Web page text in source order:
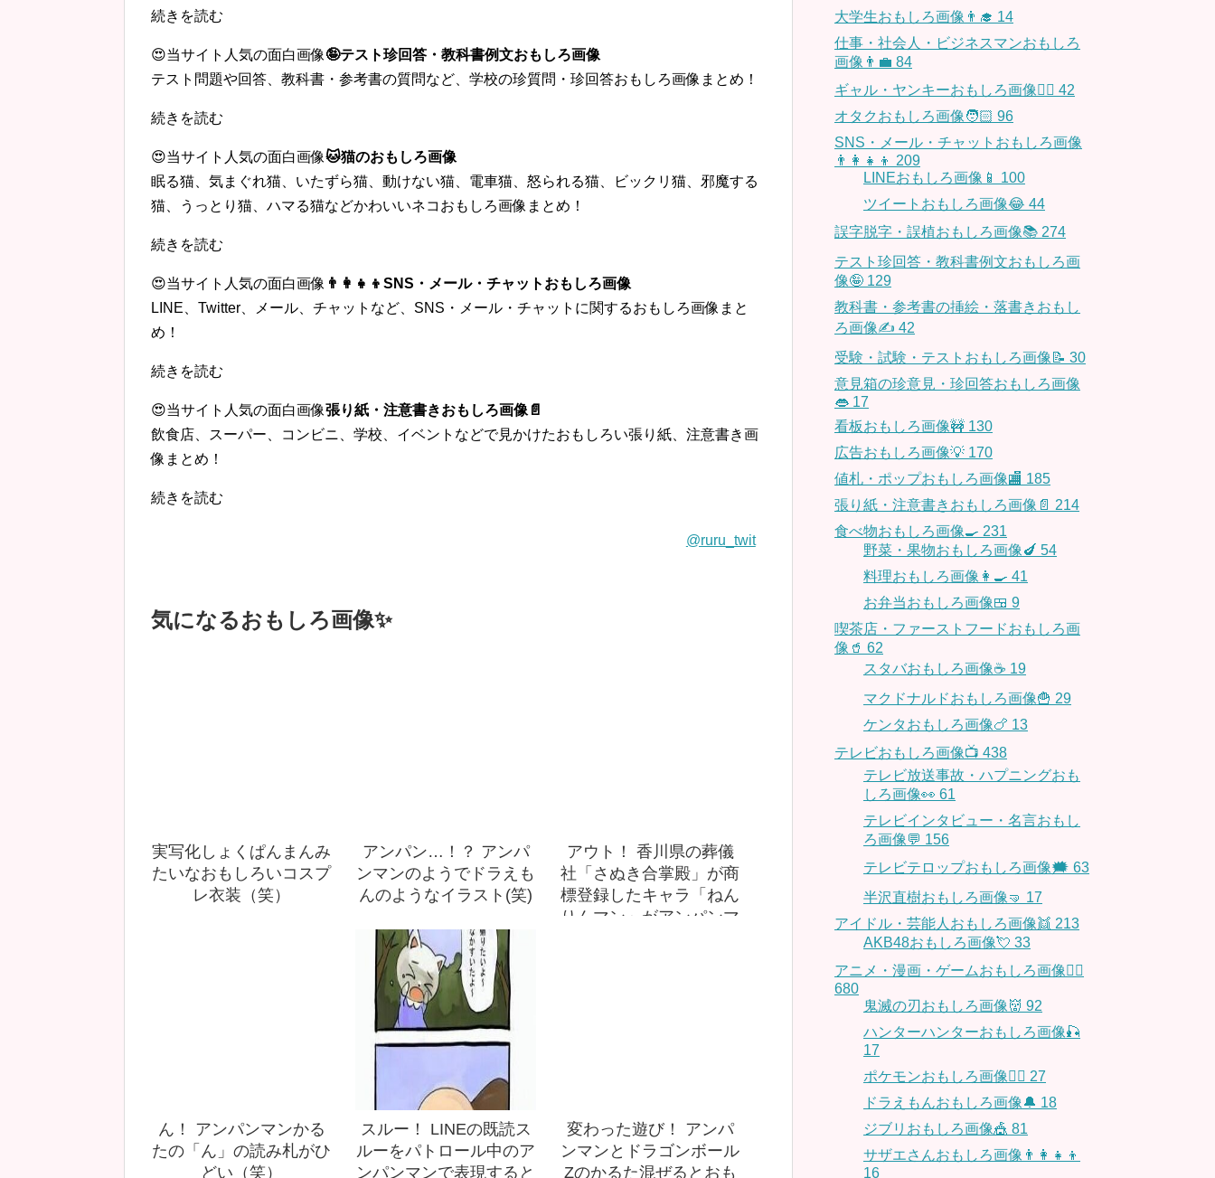
続きを読む
😍当サイト人気の面白画像🤪テスト珍回答・教科書例文おもしろ画像
テスト問題や回答、教科書・参考書の質問など、学校の珍質問・珍回答おもしろ画像まとめ！
続きを読む
😍当サイト人気の面白画像🐱猫のおもしろ画像
眠る猫、気まぐれ猫、いたずら猫、動けない猫、電車猫、怒られる猫、ビックリ猫、邪魔する
猫、うっとり猫、ハマる猫などかわいいネコおもしろ画像まとめ！
続きを読む
😍当サイト人気の面白画像 👨‍👩‍👧‍👦SNS・メール・チャットおもしろ画像
LINE、Twitter、メール、チャットなど、SNS・メール・チャットに関するおもしろ画像まと
め！
続きを読む
😍当サイト人気の面白画像張り紙・注意書きおもしろ画像📄
飲食店、スーパー、コンビニ、学校、イベントなどで見かけたおもしろい張り紙、注意書き画
像まとめ！
続きを読む
@ruru_twit
気になるおもしろ画像✨
実写化しょくぱんまんみ
たいなおもしろいコスプ
レ衣装（笑）
アンパン…！？ アンパ
ンマンのようでドラえも
んのようなイラスト(笑)
アウト！ 香川県の葬儀
社「さぬき合掌殿」が商
標登録したキャラ「ねん
りんマン」がアンパンマ
ん！ アンパンマンかる
たの「ん」の読み札がひ
どい（笑）
スルー！ LINEの既読ス
ルーをパトロール中のア
ンパンマンで表現すると
変わった遊び！ アンパ
ンマンとドラゴンボール
Zのかるた混ぜるとおも
大学生おもしろ画像👨‍🎓 14
仕事・社会人・ビジネスマンおもしろ
画像👨‍💼 84
ギャル・ヤンキーおもしろ画像👱‍♀️ 42
オタクおもしろ画像🧑🏻 96
SNS・メール・チャットおもしろ画像
👨‍👩‍👧‍👦 209
LINEおもしろ画像📱 100
ツイートおもしろ画像😂 44
誤字脱字・誤植おもしろ画像📚 274
テスト珍回答・教科書例文おもしろ画
像🤪 129
教科書・参考書の挿絵・落書きおもし
ろ画像✍️ 42
受験・試験・テストおもしろ画像📝 30
意見箱の珍意見・珍回答おもしろ画像
👄 17
看板おもしろ画像🚧 130
広告おもしろ画像💡 170
値札・ポップおもしろ画像🏬 185
張り紙・注意書きおもしろ画像📄 214
食べ物おもしろ画像🍳 231
野菜・果物おもしろ画像🍆 54
料理おもしろ画像👩‍🍳 41
お弁当おもしろ画像🍱 9
喫茶店・ファーストフードおもしろ画
像🥤 62
スタバおもしろ画像☕️ 19
マクドナルドおもしろ画像🍟 29
ケンタおもしろ画像🍗 13
テレビおもしろ画像📺 438
テレビ放送事故・ハプニングおも
しろ画像👀 61
テレビインタビュー・名言おもし
ろ画像💬 156
テレビテロップおもしろ画像🗯 63
半沢直樹おもしろ画像🤜 17
アイドル・芸能人おもしろ画像👯 213
AKB48おもしろ画像💘 33
アニメ・漫画・ゲームおもしろ画像🧚‍♀️
680
鬼滅の刃おもしろ画像👹 92
ハンターハンターおもしろ画像🎣
17
ポケモンおもしろ画像🤹‍♂️ 27
ドラえもんおもしろ画像🔔 18
ジブリおもしろ画像🎪 81
サザエさんおもしろ画像👨‍👩‍👧‍👦
16